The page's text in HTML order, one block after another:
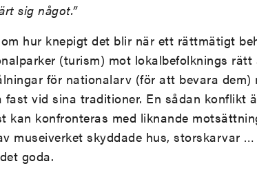
sig något.”
hur knepigt det blir när ett rättmätigt
(turism) mot lokalbefolknings rätt
för nationalarv (för att bevara dem)
vid sina traditioner. En sådan konflikt
kan konfronteras med liknande
museiverket skyddade hus, storskarvar
goda.